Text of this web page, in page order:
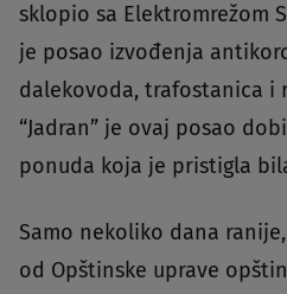
sklopio sa Elektromrežom
je posao izvođenja
dalekovoda, trafostanica i
“Jadran” je ovaj posao
ponuda koja je pristigla
Samo nekoliko dana ranije,
od Opštinske uprave